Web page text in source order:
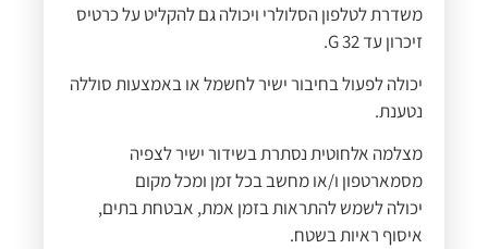
משדרת לטלפון הסלולרי ויכולה גם להקליט על כרטיס
זיכרון עד 32 G.
יכולה לפעול בחיבור ישיר לחשמל או באמצעות סוללה
נטענת.
מצלמה אלחוטית נסתרת בשידור ישיר לצפיה
מסמארטפון ו/או מחשב בכל זמן ומכל מקום
יכולה לשמש להתראות בזמן אמת, אבטחת בתים,
איסוף ראיות בשטח.